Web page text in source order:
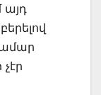
այդ